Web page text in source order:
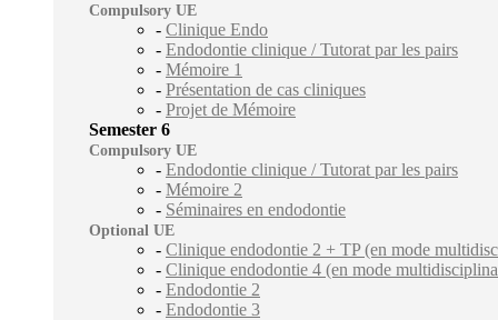
Compulsory UE
- Clinique Endo
- Endodontie clinique / Tutorat par les pairs
- Mémoire 1
- Présentation de cas cliniques
- Projet de Mémoire
Semester 6
Compulsory UE
- Endodontie clinique / Tutorat par les pairs
- Mémoire 2
- Séminaires en endodontie
Optional UE
- Clinique endodontie 2 + TP (en mode
- Clinique endodontie 4 (en mode
- Endodontie 2
- Endodontie 3